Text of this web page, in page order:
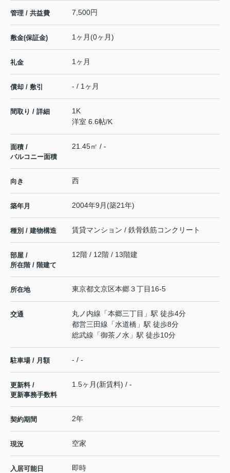
管理 / 共益費 7,500円
敷金(保証金) 1ヶ月(0ヶ月)
礼金 1ヶ月
償却 / 敷引 - / 1ヶ月
間取り / 詳細
1K
洋室 6.6帖/K
面積 /
バルコニー面積
21.45㎡ / -
向き 西
築年月 2004年9月(築21年)
種別 / 建物構造 賃貸マンション / 鉄骨鉄筋コンクリート
部屋 /
所在階 / 階建て
12階 / 12階 / 13階建
所在地 東京都文京区本郷３丁目16-5
交通 丸ノ内線 「本郷三丁目 」駅 徒歩4分
都営三田線 「水道橋 」駅 徒歩8分
総武線 「御茶ノ水 」駅 徒歩10分
駐車場 / 月額 - / -
更新料 /
更新事務手数料
1.5ヶ月(新賃料) / -
契約期間 2年
現況 空家
入居可能日 即時